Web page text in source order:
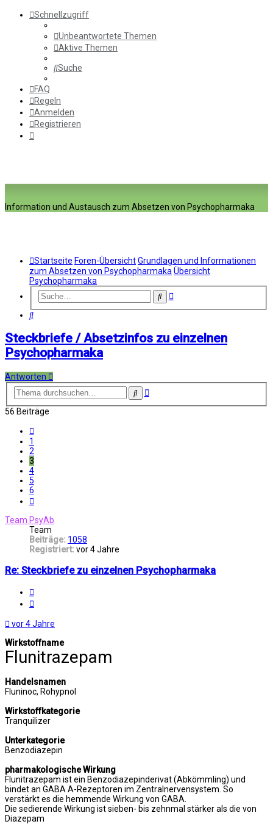
Schnellzugriff
Unbeantwortete Themen
Aktive Themen
Suche
FAQ
Regeln
Anmelden
Registrieren
Information und Austausch zum Absetzen von Psychopharmaka
Startseite Foren-ÜbersichtGrundlagen und Informationen
zum Absetzen von Psychopharmaka Übersicht
Psychopharmaka
SucheErweiterte
Suche
Steckbriefe / Absetzinfos zu einzelnen
Psychopharmaka
Antworten
SucheErweiterte
56 Beiträge
1
2
3
4
5
6
Team PsyAb
Team
Beiträge: 1058
Registriert: vor 4 Jahre
Re: Steckbriefe zu einzelnen Psychopharmaka
vor 4 Jahre
Wirkstoffname
Flunitrazepam
Handelsnamen
Fluninoc, Rohypnol
Wirkstoffkategorie
Tranquilizer
Unterkategorie
Benzodiazepin
pharmakologische Wirkung
Flunitrazepam ist ein Benzodiazepinderivat (Abkömmling) und
bindet an GABA A-Rezeptoren im Zentralnervensystem. So
verstärkt es die hemmende Wirkung von GABA.
Die sedierende Wirkung ist sieben- bis zehnmal stärker als die von
Diazepam